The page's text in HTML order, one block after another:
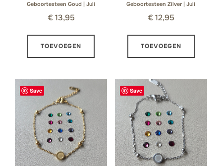
Geboortesteen Goud | Juli
€ 13,95
TOEVOEGEN
Geboortesteen Zilver | Juli
€ 12,95
TOEVOEGEN
Save Save